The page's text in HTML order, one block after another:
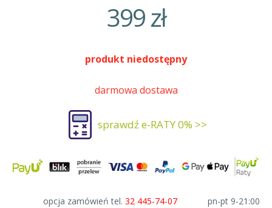
399zł
produkt niedostępny
darmowa dostawa
sprawdź e-RATY 0% >>
opcja zamówień tel. 32 445-74-07 pn-pt 9-21:00